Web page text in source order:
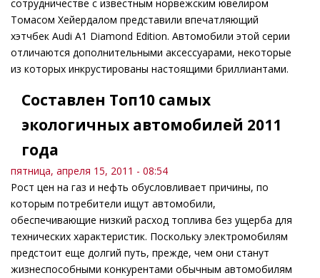
сотрудничестве с известным норвежским ювелиром
Томасом Хейердалом представили впечатляющий
хэтчбек Audi A1 Diamond Edition. Автомобили этой серии
отличаются дополнительными аксессуарами, некоторые
из которых инкрустированы настоящими бриллиантами.
Составлен Топ10 самых
экологичных автомобилей 2011
года
пятница, апреля 15, 2011 - 08:54
Рост цен на газ и нефть обусловливает причины, по
которым потребители ищут автомобили,
обеспечивающие низкий расход топлива без ущерба для
технических характеристик. Поскольку электромобилям
предстоит еще долгий путь, прежде, чем они станут
жизнеспособными конкурентами обычным автомобилям